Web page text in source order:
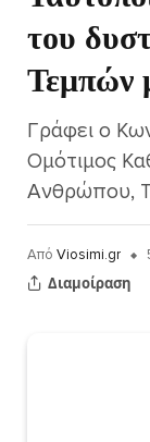
του
Τεμπών
Γράφει ο
Ομότιμος
Ανθρώπου,
Από Viosimi.gr
Διαμοίραση